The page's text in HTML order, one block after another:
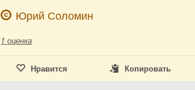
Юрий Соломин
1 оценка
Нравится Копировать